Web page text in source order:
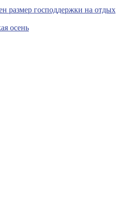
размер господдержки на отдых
осень